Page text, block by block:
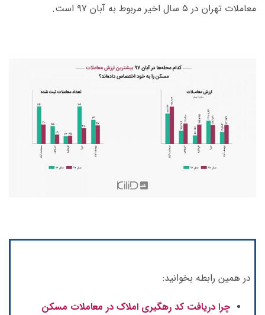
معاملات تهران در ۵ سال اخیر مربوط به آبان ۹۷ است.
در همین رابطه بخوانید:
چرا دریافت کد رهگیری املاک در معاملات مسکن